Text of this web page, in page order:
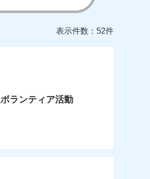
表示件数：52件
ランティア活動